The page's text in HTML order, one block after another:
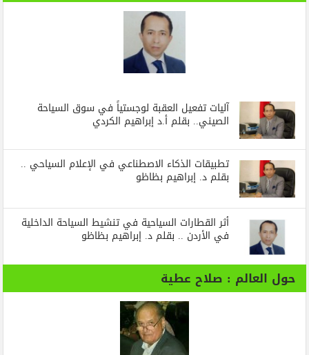
آليات تفعيل العقبة لوجستياً في سوق السياحة
الصيني.. بقلم أ.د إبراهيم الكردي
تطبيقات الذكاء الاصطناعي في الإعلام السياحي ..
بقلم د. إبراهيم بظاظو
أثر القطارات السياحية في تنشيط السياحة الداخلية
في الأردن .. بقلم د. إبراهيم بظاظو
حول العالم : صلاح عطية